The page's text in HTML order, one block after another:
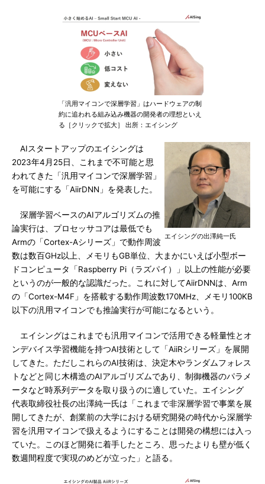
「汎用マイコンで深層学習」はハードウェアの制
約に追われる組み込み機器の開発者の理想といえ
る［クリックで拡大］ 出所：エイシング
エイシングの出澤純一氏
AIスタートアップのエイシングは
2023年4月25日、これまで不可能と思
われてきた「汎用マイコンで深層学習」
を可能にする「AiirDNN」を発表した。
深層学習ベースのAIアルゴリズムの推
論実行は、プロセッサコアは最低でも
Armの「Cortex-Aシリーズ」で動作周波
数は数百GHz以上、メモリもGB単位、大まかにいえば小型ボー
ドコンピュータ「Raspberry Pi（ラズパイ）」以上の性能が必要
というのが一般的な認識だった。これに対してAiirDNNは、Arm
の「Cortex-M4F」を搭載する動作周波数170MHz、メモリ100KB
以下の汎用マイコンでも推論実行が可能になるという。
エイシングはこれまでも汎用マイコンで活用できる軽量性とオ
ンデバイス学習機能を持つAI技術として「AiiRシリーズ」を展開
してきた。ただしこれらのAI技術は、決定木やランダムフォレス
トなどと同じ木構造のAIアルゴリズムであり、制御機器のパラメ
ータなど時系列データを取り扱うのに適していた。エイシング
代表取締役社長の出澤純一氏は「これまで非深層学習で事業を展
開してきたが、創業前の大学における研究開発の時代から深層学
習を汎用マイコンで扱えるようにすることは開発の構想には入っ
ていた。このほど開発に着手したところ、思ったよりも壁が低く
数週間程度で実現のめどが立った」と語る。